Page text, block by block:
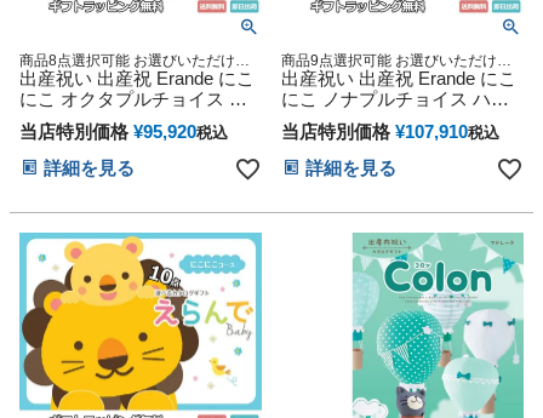
商品8点選択可能 お選びいただける
豪華カタログギフト
出産祝い 出産祝 Erande にこ
にこ オクタプルチョイス ハ
ーモニック カタログギフト
当店特別価格 ¥95,920税込
詳細を見る
商品9点選択可能 お選びいただける
豪華カタログギフト
出産祝い 出産祝 Erande にこ
にこ ノナプルチョイス ハー
モニック カタログギフト
当店特別価格 ¥107,910税込
詳細を見る